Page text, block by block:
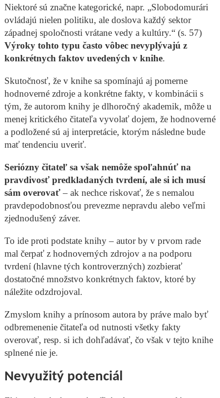
Niektoré sú značne kategorické, napr. „Slobodomurári
ovládajú nielen politiku, ale doslova každý sektor
západnej spoločnosti vrátane vedy a kultúry.“ (s. 57)
Výroky tohto typu často vôbec nevyplývajú z
konkrétnych faktov uvedených v knihe.
Skutočnosť, že v knihe sa spomínajú aj pomerne
hodnoverné zdroje a konkrétne fakty, v kombinácii s
tým, že autorom knihy je dlhoročný akademik, môže u
menej kritického čitateľa vyvolať dojem, že hodnoverné
a podložené sú aj interpretácie, ktorým následne bude
mať tendenciu uveriť.
Seriózny čitateľ sa však nemôže spoľahnúť na
pravdivosť predkladaných tvrdení, ale si ich musí
sám overovať– ak nechce riskovať, že s nemalou
pravdepodobnosťou prevezme nepravdu alebo veľmi
zjednodušený záver.
To ide proti podstate knihy – autor by v prvom rade
mal čerpať z hodnoverných zdrojov a na podporu
tvrdení (hlavne tých kontroverzných) zozbierať
dostatočné množstvo konkrétnych faktov, ktoré by
náležite odzdrojoval.
Zmyslom knihy a prínosom autora by práve malo byť
odbremenenie čitateľa od nutnosti všetky fakty
overovať, resp. si ich dohľadávať, čo však v tejto knihe
splnené nie je.
Nevyužitý potenciál